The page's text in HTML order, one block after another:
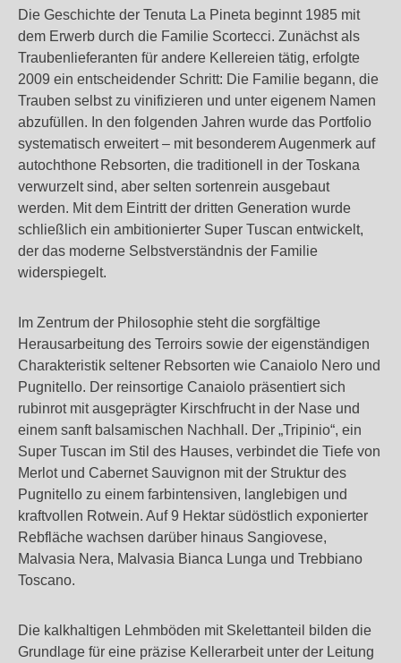
Die Geschichte der Tenuta La Pineta beginnt 1985 mit
dem Erwerb durch die Familie Scortecci. Zunächst als
Traubenlieferanten für andere Kellereien tätig, erfolgte
2009 ein entscheidender Schritt: Die Familie begann, die
Trauben selbst zu vinifizieren und unter eigenem Namen
abzufüllen. In den folgenden Jahren wurde das Portfolio
systematisch erweitert – mit besonderem Augenmerk auf
autochthone Rebsorten, die traditionell in der Toskana
verwurzelt sind, aber selten sortenrein ausgebaut
werden. Mit dem Eintritt der dritten Generation wurde
schließlich ein ambitionierter Super Tuscan entwickelt,
der das moderne Selbstverständnis der Familie
widerspiegelt.
Im Zentrum der Philosophie steht die sorgfältige
Herausarbeitung des Terroirs sowie der eigenständigen
Charakteristik seltener Rebsorten wie Canaiolo Nero und
Pugnitello. Der reinsortige Canaiolo präsentiert sich
rubinrot mit ausgeprägter Kirschfrucht in der Nase und
einem sanft balsamischen Nachhall. Der „Tripinio“, ein
Super Tuscan im Stil des Hauses, verbindet die Tiefe von
Merlot und Cabernet Sauvignon mit der Struktur des
Pugnitello zu einem farbintensiven, langlebigen und
kraftvollen Rotwein. Auf 9 Hektar südöstlich exponierter
Rebfläche wachsen darüber hinaus Sangiovese,
Malvasia Nera, Malvasia Bianca Lunga und Trebbiano
Toscano.
Die kalkhaltigen Lehmböden mit Skelettanteil bilden die
Grundlage für eine präzise Kellerarbeit unter der Leitung